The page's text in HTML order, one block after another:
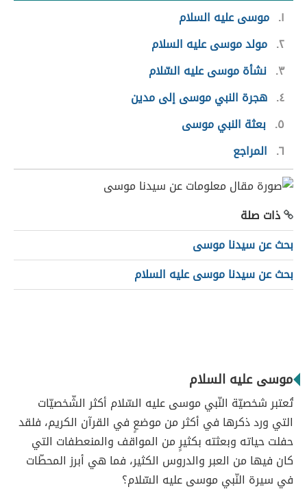
١ موسى عليه السلام
٢ مولد موسى عليه السلام
٣ نشأة موسى عليه السّلام
٤ هجرة النبي موسى إلى مدين
٥ بعثة النبي موسى
٦ المراجع
ذات صلة
بحث عن سيدنا موسى
بحث عن سيدنا موسى عليه السلام
موسى عليه السلام
تُعتبر شخصيّة النّبي موسى عليه السّلام أكثر الشّخصيّات
التي ورد ذكرها في أكثر من موضعٍ في القرآن الكريم، فلقد
حفلت حياته وبعثته بكثيرٍ من المواقف والمنعطفات التي
كان فيها من العبر والدروس الكثير، فما هي أبرز المحطّات
في سيرة النّبي موسى عليه السّلام؟